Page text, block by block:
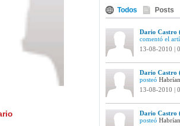
Todos Posts
Dario Castro
comentó el
13-08-2010 |
Dario Castro
posteó
13-08-2010 |
Dario Castro
posteó